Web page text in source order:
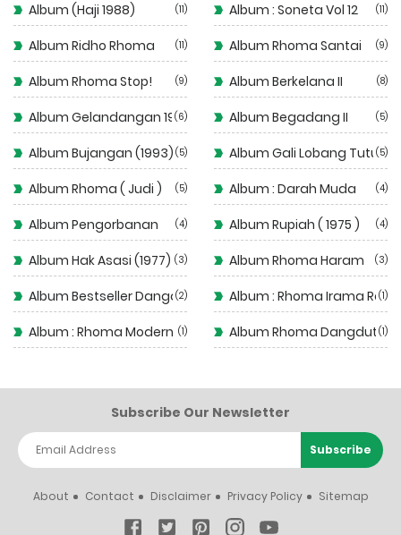
Album (Haji 1988) 11 Album : Soneta Vol 12 11
Album Ridho Rhoma 11 Album Rhoma Santai 9
Album Rhoma Stop! 9 Album Berkelana II 8
Album Gelandangan 1972
6 Album Begadang II 5
Album Bujangan (1993) 5 Album Gali Lobang Tutup
5
Album Rhoma ( Judi ) 5 Album : Darah Muda 4
Album Pengorbanan 4 Album Rupiah ( 1975 ) 4
Album Hak Asasi (1977) 3 Album Rhoma Haram 3
Album Bestseller Dangdut
2 Album : Rhoma Irama Rela
1
Album : Rhoma Modern 1 Album Rhoma Dangdut 1
Subscribe Our Newsletter
About Contact Disclaimer Privacy Policy Sitemap